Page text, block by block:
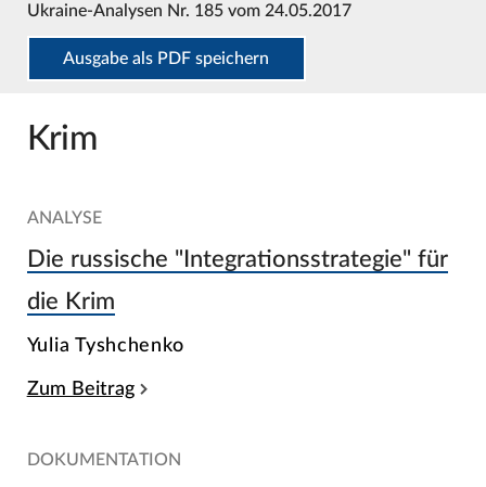
Ukraine-Analysen Nr. 185 vom 24.05.2017
Ausgabe als PDF speichern
Krim
ANALYSE
Die russische "Integrationsstrategie" für
die Krim
Yulia Tyshchenko
Zum Beitrag
DOKUMENTATION